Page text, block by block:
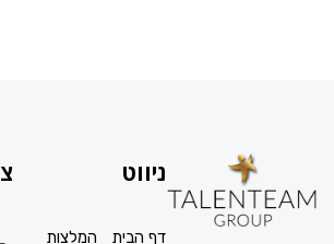
ניווט
המלצות
צרו קשר
055 -